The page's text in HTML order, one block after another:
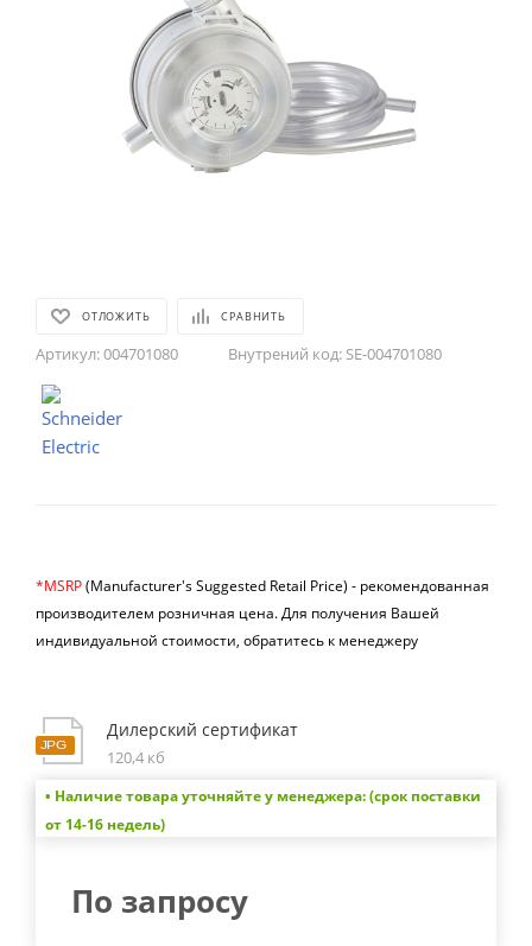
ОТЛОЖИТЬ СРАВНИТЬ
Артикул:004701080 Внутрений код: SE-004701080
*MSRP(Manufacturer's Suggested Retail Price) - рекомендованная
производителем розничная цена.Для получения Вашей
индивидуальной стоимости, обратитесь к менеджеру
Дилерский сертификат
120,4 кб
• Наличие товара уточняйте у менеджера: (срок поставки
от 14-16 недель)
По запросу